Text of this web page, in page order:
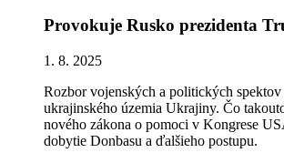
Provokuje Rusko prezidenta
1. 8. 2025
Rozbor vojenských a politických
ukrajinského územia Ukrajiny. Čo
nového zákona o pomoci v Kongrese
dobytie Donbasu a ďalšieho postupu.